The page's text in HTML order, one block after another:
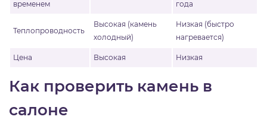
временем года
Теплопроводность
Высокая (камень
холодный)
Низкая (быстро
нагревается)
Цена Высокая Низкая
Как проверить камень в
салоне